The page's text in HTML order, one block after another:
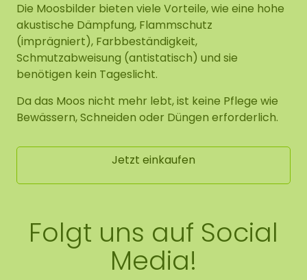
Die Moosbilder bieten viele Vorteile, wie eine hohe
akustische Dämpfung, Flammschutz
(imprägniert), Farbbeständigkeit,
Schmutzabweisung (antistatisch) und sie
benötigen kein Tageslicht.
Da das Moos nicht mehr lebt, ist keine Pflege wie
Bewässern, Schneiden oder Düngen erforderlich.
Jetzt einkaufen
Folgt uns auf Social
Media!